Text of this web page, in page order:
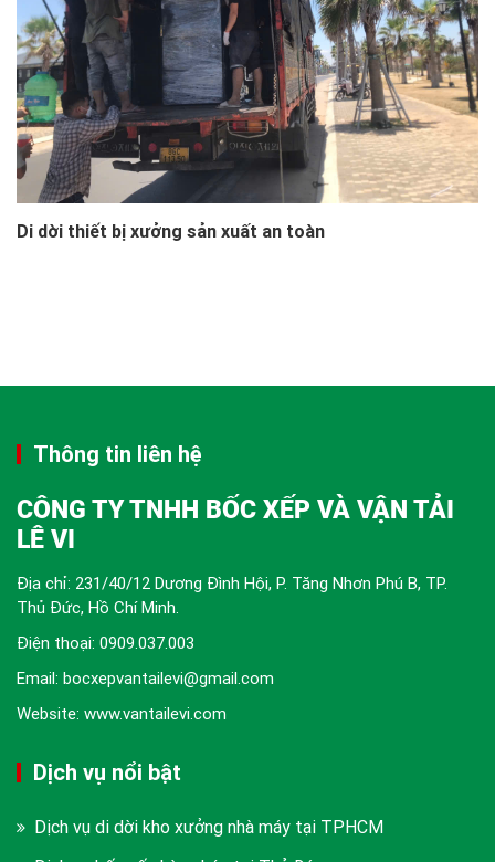
Di dời thiết bị xưởng sản xuất an toàn
Thông tin liên hệ
CÔNG TY TNHH BỐC XẾP VÀ VẬN TẢI
LÊ VI
Địa chỉ: 231/40/12 Dương Đình Hội, P. Tăng Nhơn Phú B, TP.
Thủ Đức, Hồ Chí Minh.
Điện thoại: 0909.037.003
Email: bocxepvantailevi@gmail.com
Website: www.vantailevi.com
Dịch vụ nổi bật
Dịch vụ di dời kho xưởng nhà máy tại TPHCM